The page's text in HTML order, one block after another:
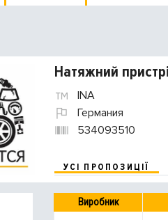
Натяжний
INA
Германия
534093510
УСІ ПРОПОЗИЦІЇ
Виробник